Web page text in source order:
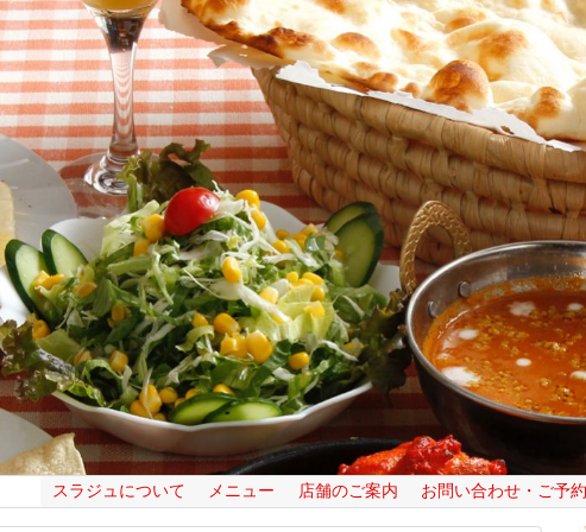
スラジュについて メニュー 店舗のご案内 お問い合わせ・ご予